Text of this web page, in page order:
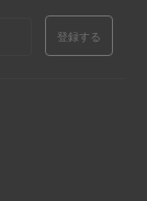
登録する